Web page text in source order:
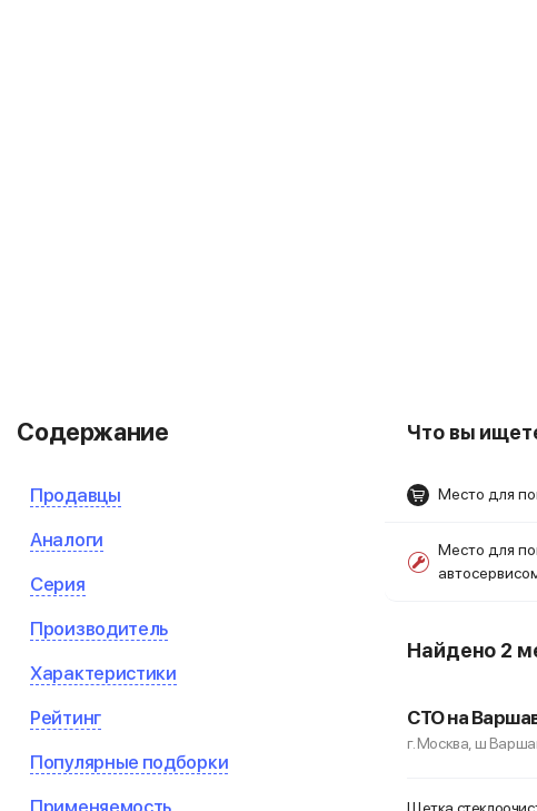
Содержание
Продавцы
Аналоги
Серия
Производитель
Характеристики
Рейтинг
Популярные подборки
Применяемость
Что вы
Место для
Место для
Найдено 2
СТО на
г. Москва, ш